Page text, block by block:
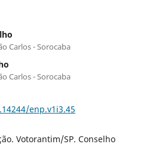
Carlos - Sorocaba
Carlos - Sorocaba
enp.v1i3.45
Votorantim/SP. Conselho